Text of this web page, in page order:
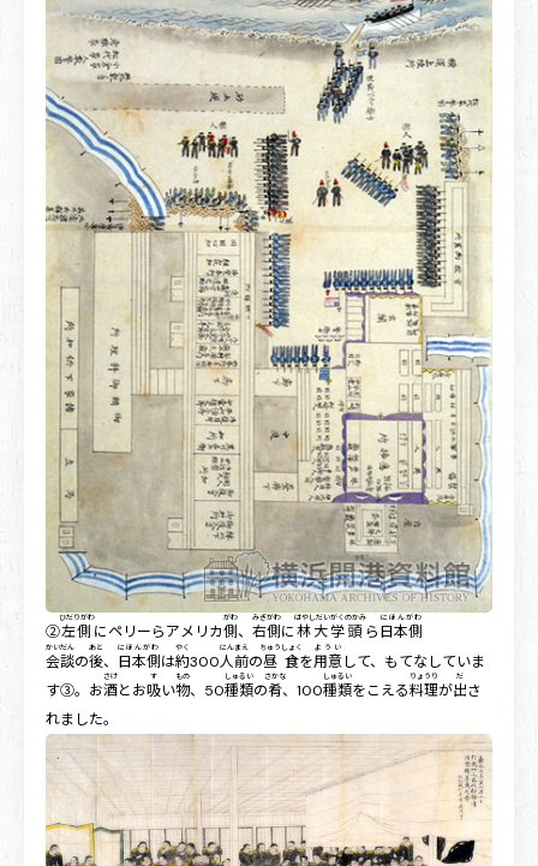
②左側
ひだりがわ
にペリーらアメリカ側
がわ
、 右側
みぎがわ
に林大学頭
はやしだいがくのかみ
ら日本側
にほんがわ
会談
かいだん
の後
あと
、 日本側
にほんがわ
は約
やく
300人前
にんまえ
の昼食
ちゅうしょく
を用意
ようい
して、もてなしていま
す③。お酒
さけ
とお吸
す
い物
もの
、50種類
しゅるい
の肴
さかな
、100種類
しゅるい
をこえる料理
りょうり
が出
だ
さ
れました。